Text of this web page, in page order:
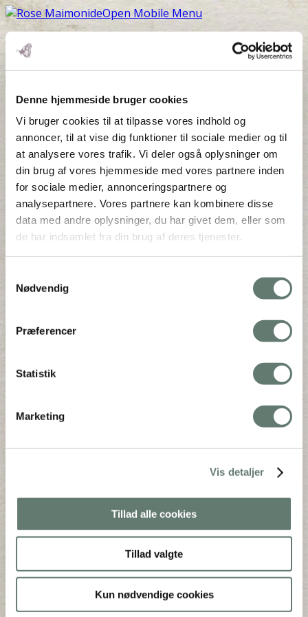
Denne hjemmeside bruger cookies
Vi bruger cookies til at tilpasse vores indhold og
annoncer, til at vise dig funktioner til sociale medier og til
at analysere vores trafik. Vi deler også oplysninger om
din brug af vores hjemmeside med vores partnere inden
for sociale medier, annonceringspartnere og
analysepartnere. Vores partnere kan kombinere disse
data med andre oplysninger, du har givet dem, eller som
de har indsamlet fra din brug af deres tjenester.
Nødvendig
Præferencer
Statistik
Marketing
Vis detaljer
Tillad alle cookies
Tillad valgte
Kun nødvendige cookies
Open Mobile Menu
Fie-Hoerby-foto-
719×1024
Downloads :full (719x1024)|medium (211x300)|
thumbnail (150x150)
rose@rosemaimonide.com |
Handelsbetingelser
Blog
Dit sunde barn – sådan!
Shop
Presse
Kunderne siger
Grøn stue
Kontakt